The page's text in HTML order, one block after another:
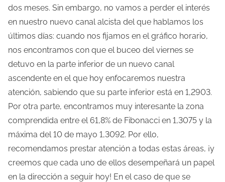
u
r
a
d
e
l
a
e
n
t
r
a
d
dos meses. Sin embargo, no vamos a perder el interés
en nuestro nuevo canal alcista del que hablamos los
últimos días: cuando nos fijamos en el gráfico horario,
nos encontramos con que el buceo del viernes se
detuvo en la parte inferior de un nuevo canal
ascendente en el que hoy enfocaremos nuestra
atención, sabiendo que su parte inferior está en 1,2903.
Por otra parte, encontramos muy interesante la zona
comprendida entre el 61,8% de Fibonacci en 1,3075 y la
máxima del 10 de mayo 1,3092. Por ello,
recomendamos prestar atención a todas estas áreas, ¡y
creemos que cada uno de ellos desempeñará un papel
en la dirección a seguir hoy! En el caso de que se